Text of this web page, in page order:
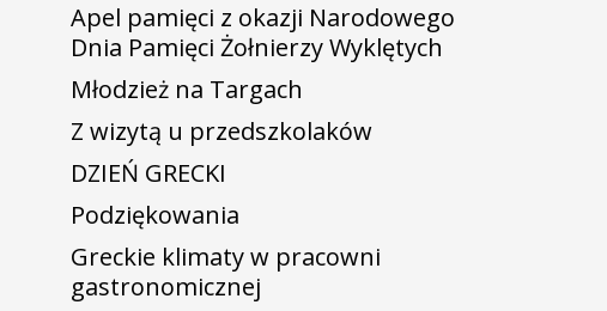
Apel pamięci z okazji Narodowego
Dnia Pamięci Żołnierzy Wyklętych
Młodzież na Targach
Z wizytą u przedszkolaków
DZIEŃ GRECKI
Podziękowania
Greckie klimaty w pracowni
gastronomicznej